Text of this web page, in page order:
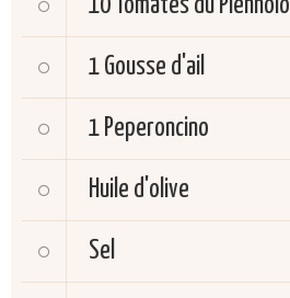
10 Tomates du Piennolo
1 Gousse d'ail
1 Peperoncino
Huile d'olive
Sel